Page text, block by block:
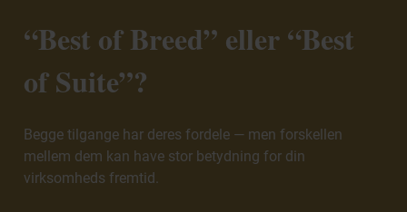
“Best of Breed” eller “Best
of Suite”?
Begge tilgange har deres fordele — men forskellen
mellem dem kan have stor betydning for din
virksomheds fremtid.